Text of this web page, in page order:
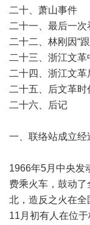
二十、萧山事件
二十一、最后一
二十二、林刚因“
二十三、浙江文革
二十四、浙江文革
二十五、后文革
二十六、后记
一、联络站成立经
1966年5月中央发
费乘火车，鼓动
北，造反之火在全
11月初有人在位